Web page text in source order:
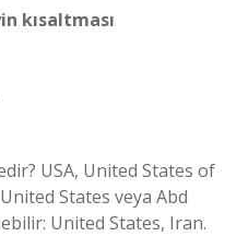
kısaltması
USA, United States of
United States veya Abd
United States, Iran.